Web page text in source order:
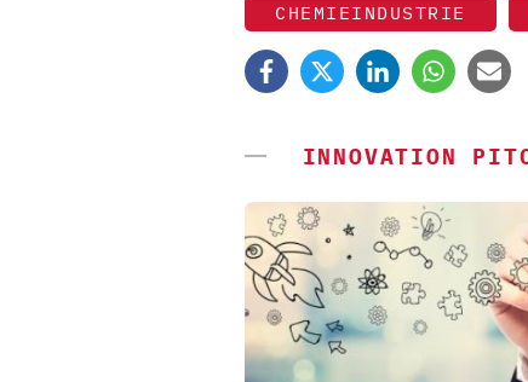
CHEMIEINDUSTRIE
INNOVATION